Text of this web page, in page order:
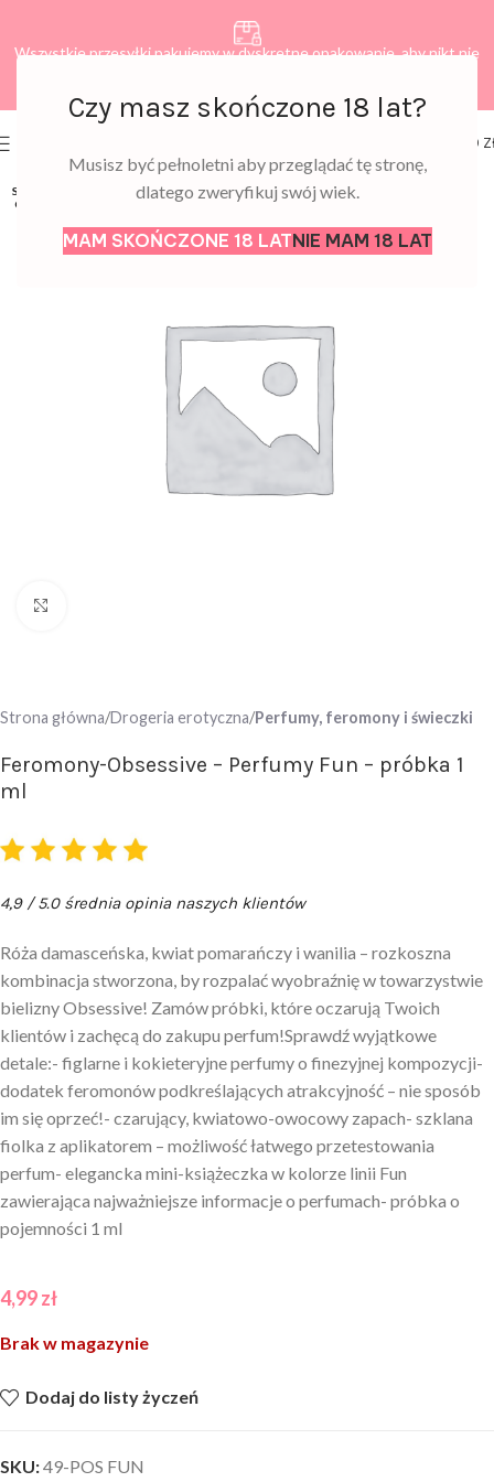
Czy masz skończone 18 lat?
Musisz być pełnoletni aby przeglądać tę stronę,
dlatego zweryfikuj swój wiek.
MAM SKOŃCZONE 18 LATNIE MAM 18 LAT
Wszystkie przesyłki pakujemy w dyskretne opakowanie, aby nikt nie
0,00
SOLD
OUT
Strona główna Drogeria erotyczna Perfumy, feromony i świeczki
Feromony-Obsessive – Perfumy Fun – próbka 1
ml
4,9 / 5.0 średnia opinia naszych klientów
Róża damasceńska, kwiat pomarańczy i wanilia – rozkoszna
kombinacja stworzona, by rozpalać wyobraźnię w towarzystwie
bielizny Obsessive! Zamów próbki, które oczarują Twoich
klientów i zachęcą do zakupu perfum!Sprawdź wyjątkowe
detale:- figlarne i kokieteryjne perfumy o finezyjnej kompozycji-
dodatek feromonów podkreślających atrakcyjność – nie sposób
im się oprzeć!- czarujący, kwiatowo-owocowy zapach- szklana
fiolka z aplikatorem – możliwość łatwego przetestowania
perfum- elegancka mini-książeczka w kolorze linii Fun
zawierająca najważniejsze informacje o perfumach- próbka o
pojemności 1 ml
4,99zł
Brak w magazynie
Dodaj do listy życzeń
SKU:49-POS FUN